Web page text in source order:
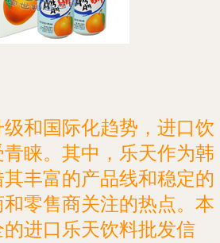
和国际化趋势，进口饮
睐。其中，乐天作为韩
丰富的产品线和稳定的
零售商关注的热点。本
进口乐天饮料批发信